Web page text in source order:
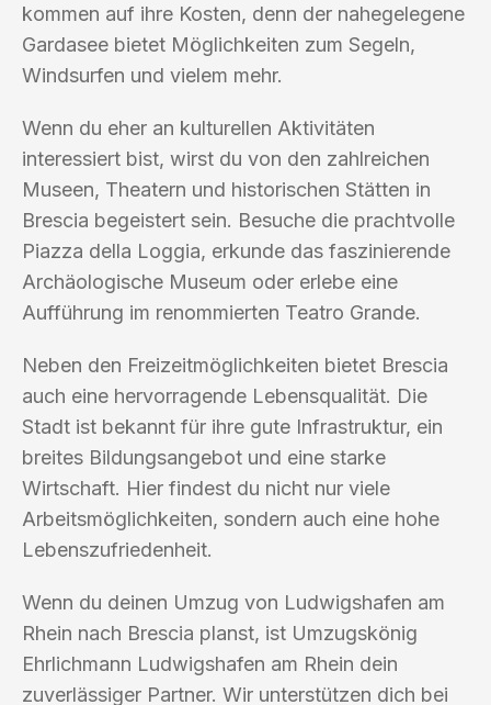
kommen auf ihre Kosten, denn der nahegelegene
Gardasee bietet Möglichkeiten zum Segeln,
Windsurfen und vielem mehr.
Wenn du eher an kulturellen Aktivitäten
interessiert bist, wirst du von den zahlreichen
Museen, Theatern und historischen Stätten in
Brescia begeistert sein. Besuche die prachtvolle
Piazza della Loggia, erkunde das faszinierende
Archäologische Museum oder erlebe eine
Aufführung im renommierten Teatro Grande.
Neben den Freizeitmöglichkeiten bietet Brescia
auch eine hervorragende Lebensqualität. Die
Stadt ist bekannt für ihre gute Infrastruktur, ein
breites Bildungsangebot und eine starke
Wirtschaft. Hier findest du nicht nur viele
Arbeitsmöglichkeiten, sondern auch eine hohe
Lebenszufriedenheit.
Wenn du deinen Umzug von Ludwigshafen am
Rhein nach Brescia planst, ist Umzugskönig
Ehrlichmann Ludwigshafen am Rhein dein
zuverlässiger Partner. Wir unterstützen dich bei